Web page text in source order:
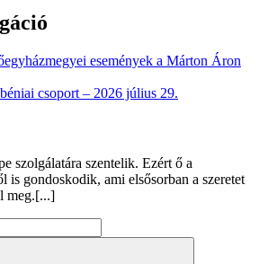
események a Márton Áron
csoport – 2026 július 29.
szolgálatára szentelik. Ezért ő a
is gondoskodik, ami elsősorban a szeretet
meg.[...]